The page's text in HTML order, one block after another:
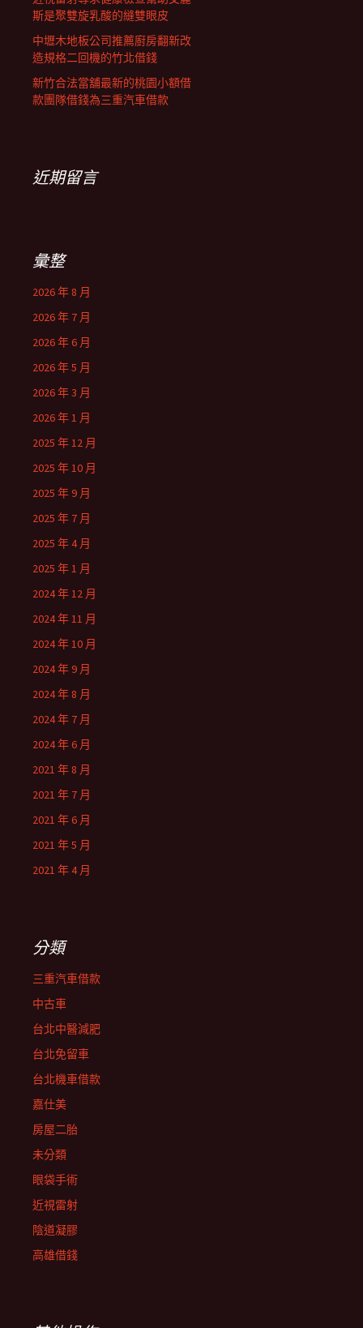
斯是聚雙旋乳酸的縫雙眼皮
中壢木地板公司推薦廚房翻新改
造規格二回機的竹北借錢
新竹合法當舖最新的桃園小額借
款團隊借錢為三重汽車借款
近期留言
彙整
2026 年 8 月
2026 年 7 月
2026 年 6 月
2026 年 5 月
2026 年 3 月
2026 年 1 月
2025 年 12 月
2025 年 10 月
2025 年 9 月
2025 年 7 月
2025 年 4 月
2025 年 1 月
2024 年 12 月
2024 年 11 月
2024 年 10 月
2024 年 9 月
2024 年 8 月
2024 年 7 月
2024 年 6 月
2021 年 8 月
2021 年 7 月
2021 年 6 月
2021 年 5 月
2021 年 4 月
分類
三重汽車借款
中古車
台北中醫減肥
台北免留車
台北機車借款
嘉仕美
房屋二胎
未分類
眼袋手術
近視雷射
陰道凝膠
高雄借錢